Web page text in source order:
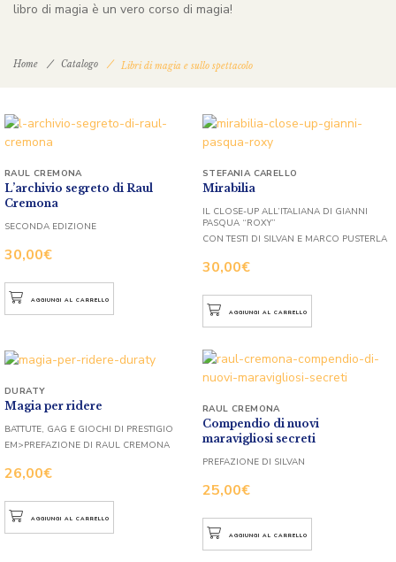
libro di magia è un vero corso di magia!
Home Catalogo Libri di magia e sullo spettacolo
L’archivio segreto di Raul
Cremona
30,00€
RAUL CREMONA
SECONDA EDIZIONE
AGGIUNGI AL CARRELLO
Mirabilia
30,00€
STEFANIA CARELLO
IL CLOSE-UP ALL’ITALIANA DI GIANNI
PASQUA “ROXY”
CON TESTI DI SILVAN E MARCO PUSTERLA
AGGIUNGI AL CARRELLO
Magia per ridere
26,00€
DURATY
BATTUTE, GAG E GIOCHI DI PRESTIGIO
EM>PREFAZIONE DI RAUL CREMONA
AGGIUNGI AL CARRELLO
Compendio di nuovi
maravigliosi secreti
25,00€
RAUL CREMONA
PREFAZIONE DI SILVAN
AGGIUNGI AL CARRELLO